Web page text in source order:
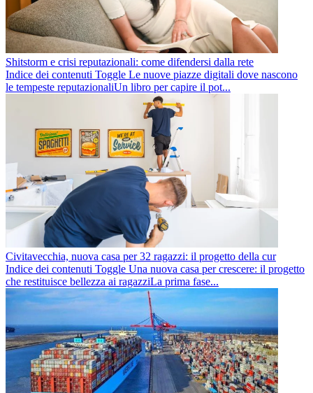
Shitstorm e crisi reputazionali: come difendersi dalla rete
Indice dei contenuti Toggle Le nuove piazze digitali dove nascono
le tempeste reputazionaliUn libro per capire il pot...
Civitavecchia, nuova casa per 32 ragazzi: il progetto della cur
Indice dei contenuti Toggle Una nuova casa per crescere: il progetto
che restituisce bellezza ai ragazziLa prima fase...